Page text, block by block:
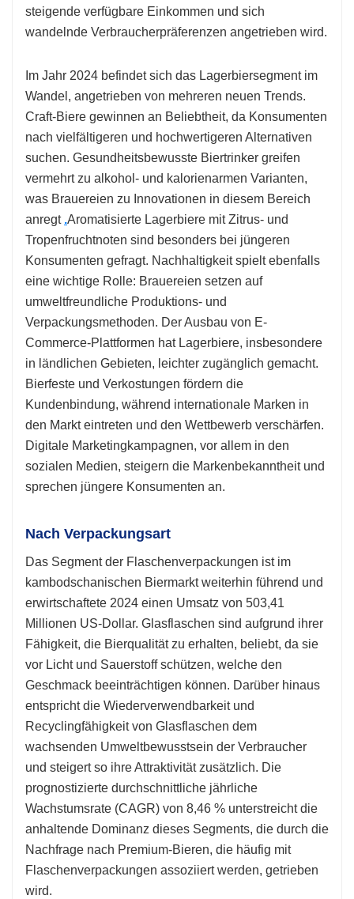
steigende verfügbare Einkommen und sich
wandelnde Verbraucherpräferenzen angetrieben wird.
Im Jahr 2024 befindet sich das Lagerbiersegment im
Wandel, angetrieben von mehreren neuen Trends.
Craft-Biere gewinnen an Beliebtheit, da Konsumenten
nach vielfältigeren und hochwertigeren Alternativen
suchen. Gesundheitsbewusste Biertrinker greifen
vermehrt zu alkohol- und kalorienarmen Varianten,
was Brauereien zu Innovationen in diesem Bereich
anregt .Aromatisierte Lagerbiere mit Zitrus- und
Tropenfruchtnoten sind besonders bei jüngeren
Konsumenten gefragt. Nachhaltigkeit spielt ebenfalls
eine wichtige Rolle: Brauereien setzen auf
umweltfreundliche Produktions- und
Verpackungsmethoden. Der Ausbau von E-
Commerce-Plattformen hat Lagerbiere, insbesondere
in ländlichen Gebieten, leichter zugänglich gemacht.
Bierfeste und Verkostungen fördern die
Kundenbindung, während internationale Marken in
den Markt eintreten und den Wettbewerb verschärfen.
Digitale Marketingkampagnen, vor allem in den
sozialen Medien, steigern die Markenbekanntheit und
sprechen jüngere Konsumenten an.
Nach Verpackungsart
Das Segment der Flaschenverpackungen ist im
kambodschanischen Biermarkt weiterhin führend und
erwirtschaftete 2024 einen Umsatz von 503,41
Millionen US-Dollar. Glasflaschen sind aufgrund ihrer
Fähigkeit, die Bierqualität zu erhalten, beliebt, da sie
vor Licht und Sauerstoff schützen, welche den
Geschmack beeinträchtigen können. Darüber hinaus
entspricht die Wiederverwendbarkeit und
Recyclingfähigkeit von Glasflaschen dem
wachsenden Umweltbewusstsein der Verbraucher
und steigert so ihre Attraktivität zusätzlich. Die
prognostizierte durchschnittliche jährliche
Wachstumsrate (CAGR) von 8,46 % unterstreicht die
anhaltende Dominanz dieses Segments, die durch die
Nachfrage nach Premium-Bieren, die häufig mit
Flaschenverpackungen assoziiert werden, getrieben
wird.